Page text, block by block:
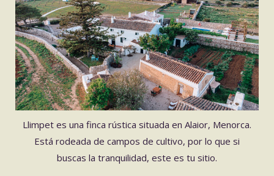
Llimpet es una finca rústica situada en Alaior, Menorca.
Está rodeada de campos de cultivo, por lo que si
buscas la tranquilidad, este es tu sitio.